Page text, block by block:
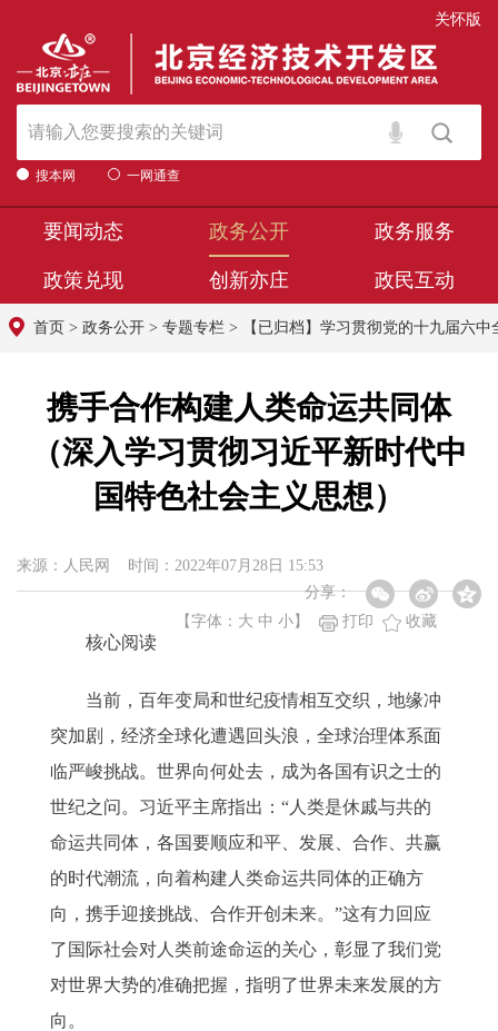
关怀版
搜本网 一网通查
要闻动态 政务公开 政务服务
政策兑现 创新亦庄 政民互动
首页 > 政务公开 > 专题专栏 > 【已归档】学习贯彻党的十九届六中
携手合作构建人类命运共同体
（深入学习贯彻习近平新时代中
国特色社会主义思想）
来源：人民网 时间：2022年07月28日 15:53
分享：
【字体： 大 中 小 】 打印 收藏
核心阅读
当前，百年变局和世纪疫情相互交织，地缘冲
突加剧，经济全球化遭遇回头浪，全球治理体系面
临严峻挑战。世界向何处去，成为各国有识之士的
世纪之问。习近平主席指出：“人类是休戚与共的
命运共同体，各国要顺应和平、发展、合作、共赢
的时代潮流，向着构建人类命运共同体的正确方
向，携手迎接挑战、合作开创未来。”这有力回应
了国际社会对人类前途命运的关心，彰显了我们党
对世界大势的准确把握，指明了世界未来发展的方
向。